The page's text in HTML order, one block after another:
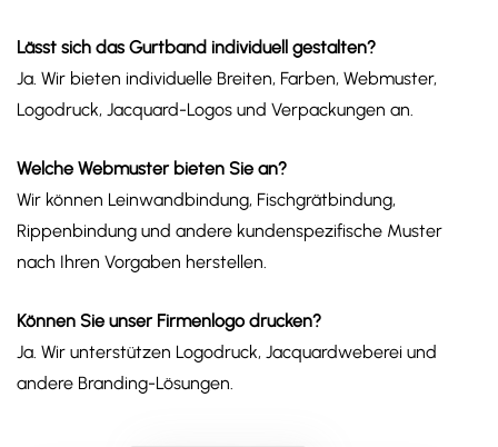
Lässt sich das Gurtband individuell gestalten?
Ja. Wir bieten individuelle Breiten, Farben, Webmuster,
Logodruck, Jacquard-Logos und Verpackungen an.
Welche Webmuster bieten Sie an?
Wir können Leinwandbindung, Fischgrätbindung,
Rippenbindung und andere kundenspezifische Muster
nach Ihren Vorgaben herstellen.
Können Sie unser Firmenlogo drucken?
Ja. Wir unterstützen Logodruck, Jacquardweberei und
andere Branding-Lösungen.